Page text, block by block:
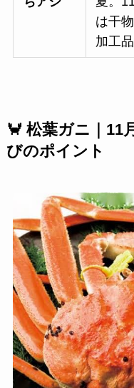
は干物
加工
🦀 松葉ガニ｜11
びのポイント